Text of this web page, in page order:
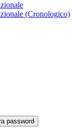
(Cronologico)
password